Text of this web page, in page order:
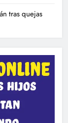
tras quejas